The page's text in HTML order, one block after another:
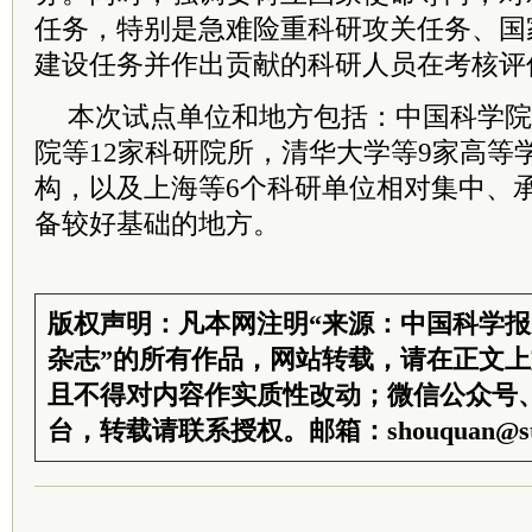
任务，特别是急难险重科研攻关任务、
建设任务并作出贡献的科研人员在考核
本次试点单位和地方包括：中国科学
院等12家科研院所，清华大学等9家高等
构，以及上海等6个科研单位相对集中、
备较好基础的地方。
版权声明：凡本网注明“来源：中国科学
杂志”的所有作品，网站转载，请在正文
且不得对内容作实质性改动；微信公众号
台，转载请联系授权。邮箱：